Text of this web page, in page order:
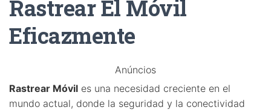
o
Rastrear El Móvil
Eficazmente
Anúncios
Rastrear Móvil es una necesidad creciente en el
mundo actual, donde la seguridad y la conectividad